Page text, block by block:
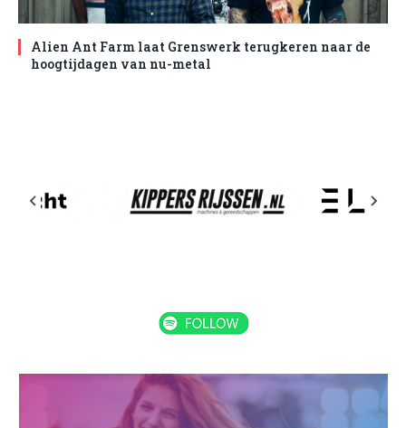
Alien Ant Farm laat Grenswerk terugkeren naar de
hoogtijdagen van nu-metal